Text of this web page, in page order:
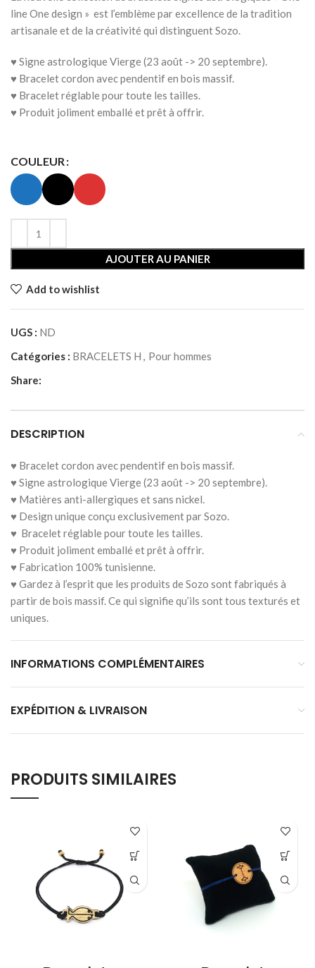
line One design » est l’emblème par excellence de la tradition
artisanale et de la créativité qui distinguent Sozo.
♥ Signe astrologique Vierge (23 août -> 20 septembre).
♥ Bracelet cordon avec pendentif en bois massif.
♥ Bracelet réglable pour toute les tailles.
♥ Produit joliment emballé et prêt à offrir.
COULEUR
AJOUTER AU PANIER
Add to wishlist
UGS : ND
Catégories : BRACELETS H , Pour hommes
Share:
DESCRIPTION
♥ Bracelet cordon avec pendentif en bois massif.
♥ Signe astrologique Vierge (23 août -> 20 septembre).
♥ Matières anti-allergiques et sans nickel.
♥ Design unique conçu exclusivement par Sozo.
♥ Bracelet réglable pour toute les tailles.
♥ Produit joliment emballé et prêt à offrir.
♥ Fabrication 100% tunisienne.
♥ Gardez à l’esprit que les produits de Sozo sont fabriqués à
partir de bois massif. Ce qui signifie qu’ils sont tous texturés et
uniques.
INFORMATIONS COMPLÉMENTAIRES
EXPÉDITION & LIVRAISON
PRODUITS SIMILAIRES